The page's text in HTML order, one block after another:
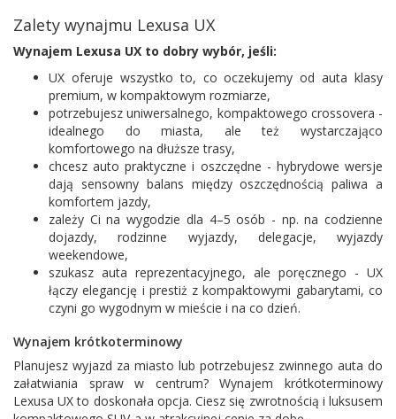
Zalety wynajmu Lexusa UX
Wynajem Lexusa UX to dobry wybór, jeśli:
UX oferuje wszystko to, co oczekujemy od auta klasy
premium, w kompaktowym rozmiarze,
potrzebujesz uniwersalnego, kompaktowego crossovera -
idealnego do miasta, ale też wystarczająco
komfortowego na dłuższe trasy,
chcesz auto praktyczne i oszczędne - hybrydowe wersje
dają sensowny balans między oszczędnością paliwa a
komfortem jazdy,
zależy Ci na wygodzie dla 4–5 osób - np. na codzienne
dojazdy, rodzinne wyjazdy, delegacje, wyjazdy
weekendowe,
szukasz auta reprezentacyjnego, ale poręcznego - UX
łączy elegancję i prestiż z kompaktowymi gabarytami, co
czyni go wygodnym w mieście i na co dzień.
Wynajem krótkoterminowy
Planujesz wyjazd za miasto lub potrzebujesz zwinnego auta do
załatwiania spraw w centrum? Wynajem krótkoterminowy
Lexusa UX to doskonała opcja. Ciesz się zwrotnością i luksusem